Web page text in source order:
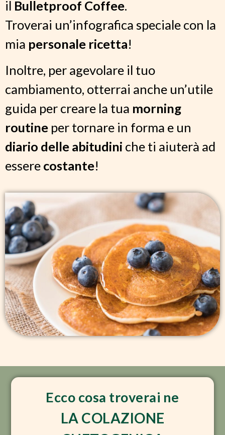
il Bulletproof Coffee.
Troverai un’infografica speciale con la
mia personale ricetta!
Inoltre, per agevolare il tuo
cambiamento, otterrai anche un’utile
guida per creare la tua morning
routine per tornare in forma e un
diario delle abitudini che ti aiuterà ad
essere costante!
Ecco cosa troverai ne
LA COLAZIONE